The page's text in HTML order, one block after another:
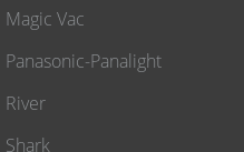
Magic Vac
Panasonic-Panalight
River
Shark